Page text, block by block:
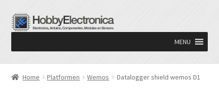
Ga
door
navigatie
Ga
naar
inhoud
MENU
Home Platformen Wemos Datalogger shield wemos D1